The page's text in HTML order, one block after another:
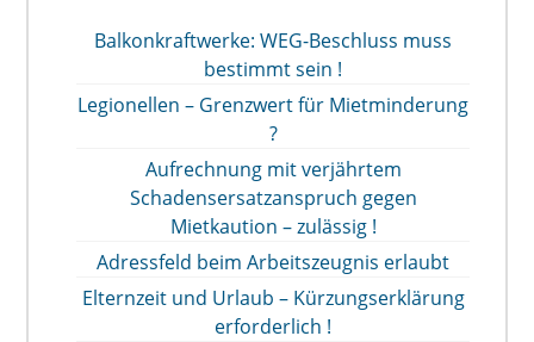
Balkonkraftwerke: WEG-Beschluss muss
bestimmt sein !
Legionellen – Grenzwert für Mietminderung
?
Aufrechnung mit verjährtem
Schadensersatzanspruch gegen
Mietkaution – zulässig !
Adressfeld beim Arbeitszeugnis erlaubt
Elternzeit und Urlaub – Kürzungserklärung
erforderlich !